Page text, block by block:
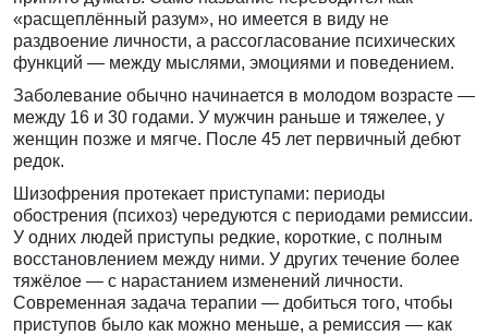
«расщеплённый разум», но имеется в виду не
раздвоение личности, а рассогласование психических
функций — между мыслями, эмоциями и поведением.
Заболевание обычно начинается в молодом возрасте —
между 16 и 30 годами. У мужчин раньше и тяжелее, у
женщин позже и мягче. После 45 лет первичный дебют
редок.
Шизофрения протекает приступами: периоды
обострения (психоз) чередуются с периодами ремиссии.
У одних людей приступы редкие, короткие, с полным
восстановлением между ними. У других течение более
тяжёлое — с нарастанием изменений личности.
Современная задача терапии — добиться того, чтобы
приступов было как можно меньше, а ремиссия — как